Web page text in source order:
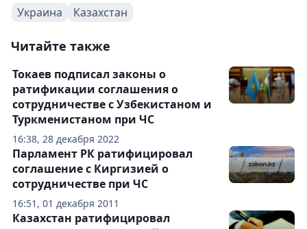
Украина Казахстан
Читайте также
16:38, 28 декабря 2022
Токаев подписал законы о
ратификации соглашения о
сотрудничестве с Узбекистаном и
Туркменистаном при ЧС
16:51, 01 декабря 2011
Парламент РК ратифицировал
соглашение с Киргизией о
сотрудничестве при ЧС
Казахстан ратифицировал